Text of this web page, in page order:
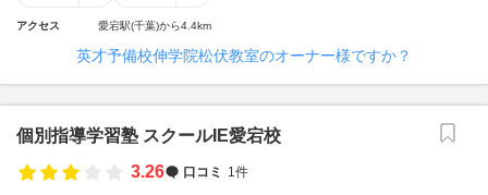
アクセス 愛宕駅(千葉)から4.4km
英才予備校伸学院松伏教室のオーナー様ですか？
個別指導学習塾 スクールIE愛宕校
3.26
口コミ 1件